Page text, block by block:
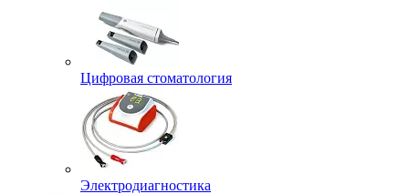
Цифровая стоматология
Электродиагностика